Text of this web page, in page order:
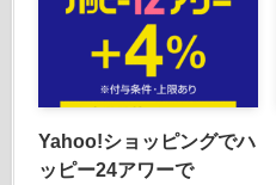
Yahoo!ショッピングでハ
ッピー24アワーで